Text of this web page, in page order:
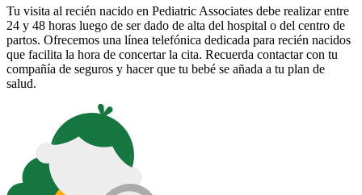
Tu visita al recién nacido en Pediatric Associates debe realizar entre
24 y 48 horas luego de ser dado de alta del hospital o del centro de
partos. Ofrecemos una línea telefónica dedicada para recién nacidos
que facilita la hora de concertar la cita. Recuerda contactar con tu
compañía de seguros y hacer que tu bebé se añada a tu plan de
salud.